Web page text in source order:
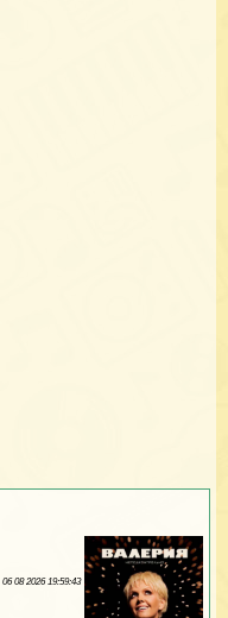
06 08 2026 19:59:43